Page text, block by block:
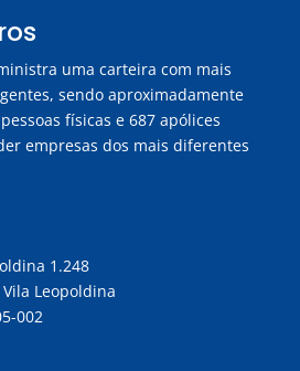
uma carteira com mais
sendo aproximadamente
físicas e 687 apólices
empresas dos mais diferentes
1.248
Vila Leopoldina
002